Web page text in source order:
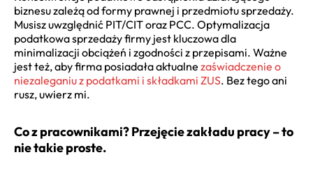
biznesu zależą od formy prawnej i przedmiotu sprzedaży.
Musisz uwzględnić PIT/CIT oraz PCC. Optymalizacja
podatkowa sprzedaży firmy jest kluczowa dla
minimalizacji obciążeń i zgodności z przepisami. Ważne
jest też, aby firma posiadała aktualne zaświadczenie o
niezaleganiu z podatkami i składkami ZUS. Bez tego ani
rusz, uwierz mi.
Co z pracownikami? Przejęcie zakładu pracy – to
nie takie proste.